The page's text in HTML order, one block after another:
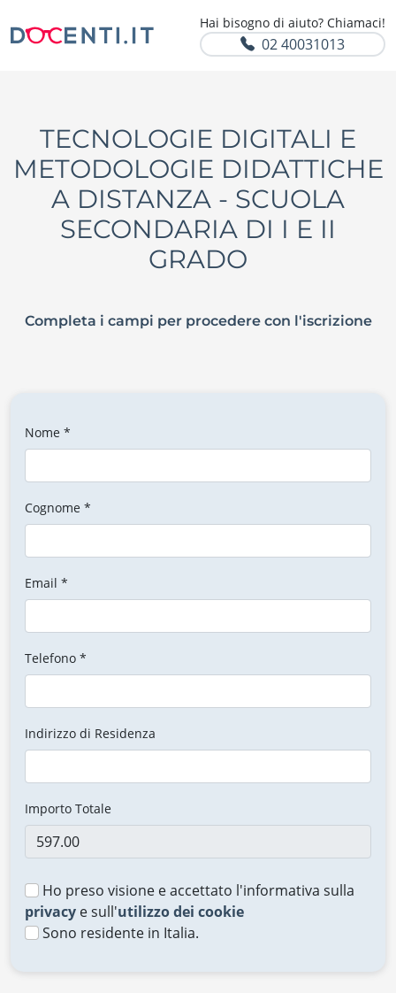
Hai bisogno di aiuto? Chiamaci!
02 40031013
TECNOLOGIE DIGITALI E
METODOLOGIE DIDATTICHE
A DISTANZA - SCUOLA
SECONDARIA DI I E II
GRADO
Completa i campi per procedere con l'iscrizione
Nome *
Cognome *
Email *
Telefono *
Indirizzo di Residenza
Importo Totale
Ho preso visione e accettato l'informativa sulla
privacy e sull'utilizzo dei cookie
Sono residente in Italia.